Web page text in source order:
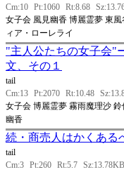
Cm:10 Pt:1060 Rt:8.68
女子会 風見幽香 博麗霊夢 東
ィア・ローレライ
"主人公たちの女子会"
文、その１
tail
Cm:13 Pt:2070 Rt:10.48
女子会 博麗霊夢 霧雨魔理沙
幽香
続・商売人はかくある
tail
Cm:3 Pt:260 Rt:5.7 Sz:13.78KB